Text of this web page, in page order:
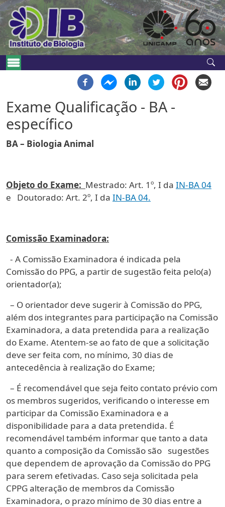
Pular para o conteúdo principal
Navegação principal
Exame Qualificação - BA -
específico
BA – Biologia Animal
Objeto do Exame: Mestrado: Art. 1º, I da IN-BA 04
e Doutorado: Art. 2º, I da IN-BA 04.
Comissão Examinadora:
- A Comissão Examinadora é indicada pela
Comissão do PPG, a partir de sugestão feita pelo(a)
orientador(a);
– O orientador deve sugerir à Comissão do PPG,
além dos integrantes para participação na Comissão
Examinadora, a data pretendida para a realização
do Exame. Atentem-se ao fato de que a solicitação
deve ser feita com, no mínimo, 30 dias de
antecedência à realização do Exame;
– É recomendável que seja feito contato prévio com
os membros sugeridos, verificando o interesse em
participar da Comissão Examinadora e a
disponibilidade para a data pretendida. É
recomendável também informar que tanto a data
quanto a composição da Comissão são sugestões
que dependem de aprovação da Comissão do PPG
para serem efetivadas. Caso seja solicitada pela
CPPG alteração de membros da Comissão
Examinadora, o prazo mínimo de 30 dias entre a